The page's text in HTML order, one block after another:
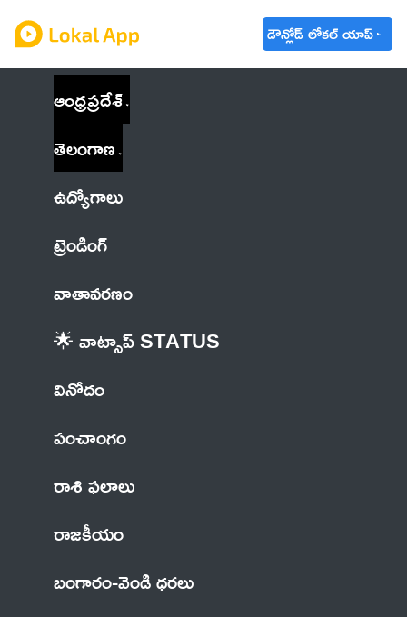
డౌన్లోడ్ లోకల్ యాప్
ఆంధ్రప్రదేశ్
తెలంగాణ
ఉద్యోగాలు
ట్రెండింగ్
వాతావరణం
🌟 వాట్సాప్ STATUS
వినోదం
పంచాంగం
రాశి ఫలాలు
రాజకీయం
బంగారం-వెండి ధరలు